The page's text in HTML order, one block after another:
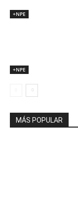
+NPE
+NPE
MÁS POPULAR